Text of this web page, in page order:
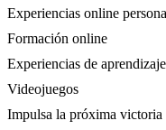
Experiencias online
Formación online
Experiencias de
Videojuegos
Impulsa la próxima victoria